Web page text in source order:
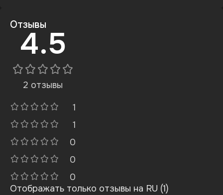
Отзывы
4.5
2 отзывы
1
1
0
0
0
Отображать только отзывы на RU (1)